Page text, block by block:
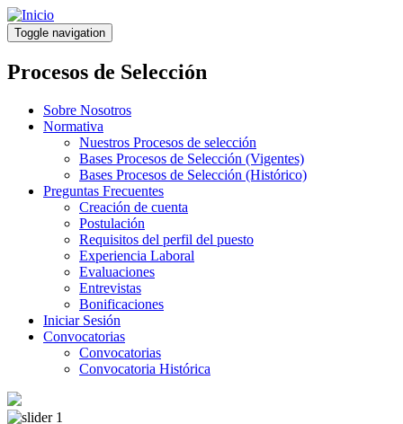
Pasar
al
contenido
principal
Toggle navigation
Procesos de Selección
Sobre Nosotros
Normativa
Nuestros Procesos de selección
Bases Procesos de Selección (Vigentes)
Bases Procesos de Selección (Histórico)
Preguntas Frecuentes
Creación de cuenta
Postulación
Requisitos del perfil del puesto
Experiencia Laboral
Evaluaciones
Entrevistas
Bonificaciones
Iniciar Sesión
Convocatorias
Convocatorias
Convocatoria Histórica